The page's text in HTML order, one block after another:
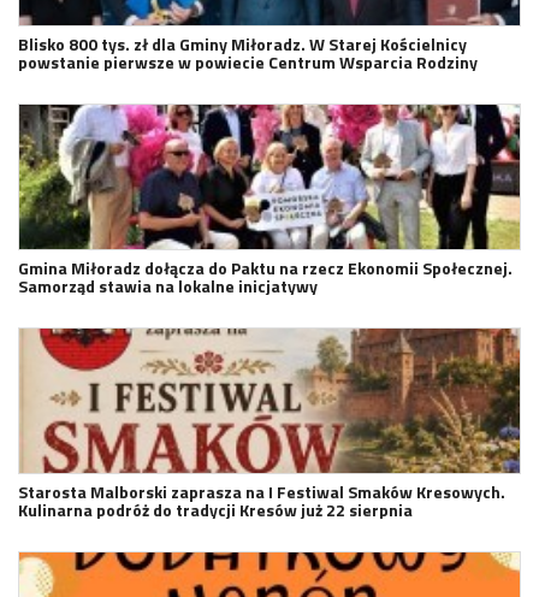
Blisko 800 tys. zł dla Gminy Miłoradz. W Starej Kościelnicy
powstanie pierwsze w powiecie Centrum Wsparcia Rodziny
Gmina Miłoradz dołącza do Paktu na rzecz Ekonomii Społecznej.
Samorząd stawia na lokalne inicjatywy
Starosta Malborski zaprasza na I Festiwal Smaków Kresowych.
Kulinarna podróż do tradycji Kresów już 22 sierpnia